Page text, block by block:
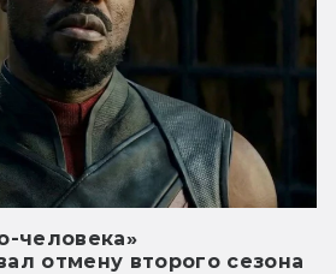
человека»
отмену второго сезона